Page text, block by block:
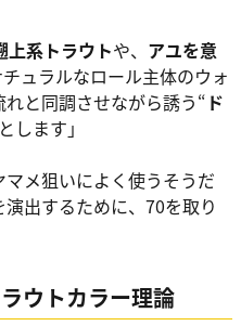
上系トラウトや、 アユを意
ュラルなロール主体のウォ
と同調させながら誘う“ ド
します」
メ狙いによく使うそうだ
演出するために、70を取り
ウトカラー理論